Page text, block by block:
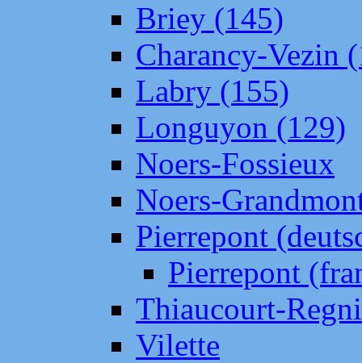
Briey (145)
Charancy-Vezin
Labry (155)
Longuyon (129)
Noers-Fossieux
Noers-
Pierrepont
Pierrepont
Thiaucourt-
Vilette